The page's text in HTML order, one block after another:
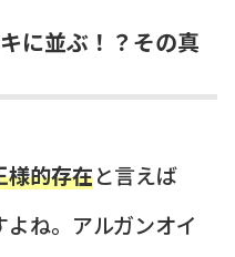
に並ぶ！？その真
様的存在と言えば
よね。アルガンオイ